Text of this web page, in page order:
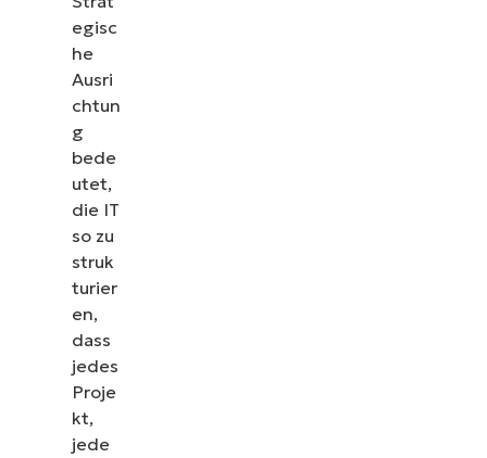
egisc
he
Ausri
chtun
g
bede
utet,
die IT
so zu
struk
turier
en,
dass
jedes
Proje
kt,
jede